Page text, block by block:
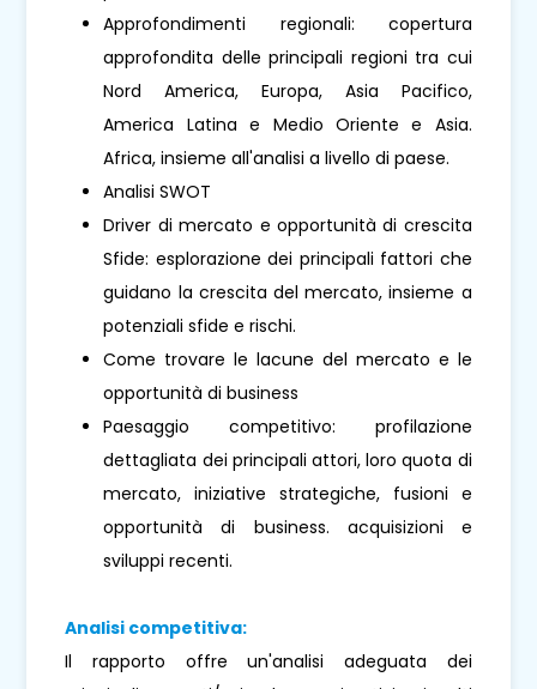
Approfondimenti regionali: copertura
approfondita delle principali regioni tra cui
Nord America, Europa, Asia Pacifico,
America Latina e Medio Oriente e Asia.
Africa, insieme all'analisi a livello di paese.
Analisi SWOT
Driver di mercato e opportunità di crescita
Sfide: esplorazione dei principali fattori che
guidano la crescita del mercato, insieme a
potenziali sfide e rischi.
Come trovare le lacune del mercato e le
opportunità di business
Paesaggio competitivo: profilazione
dettagliata dei principali attori, loro quota di
mercato, iniziative strategiche, fusioni e
opportunità di business. acquisizioni e
sviluppi recenti.
Analisi competitiva:
Il rapporto offre un'analisi adeguata dei